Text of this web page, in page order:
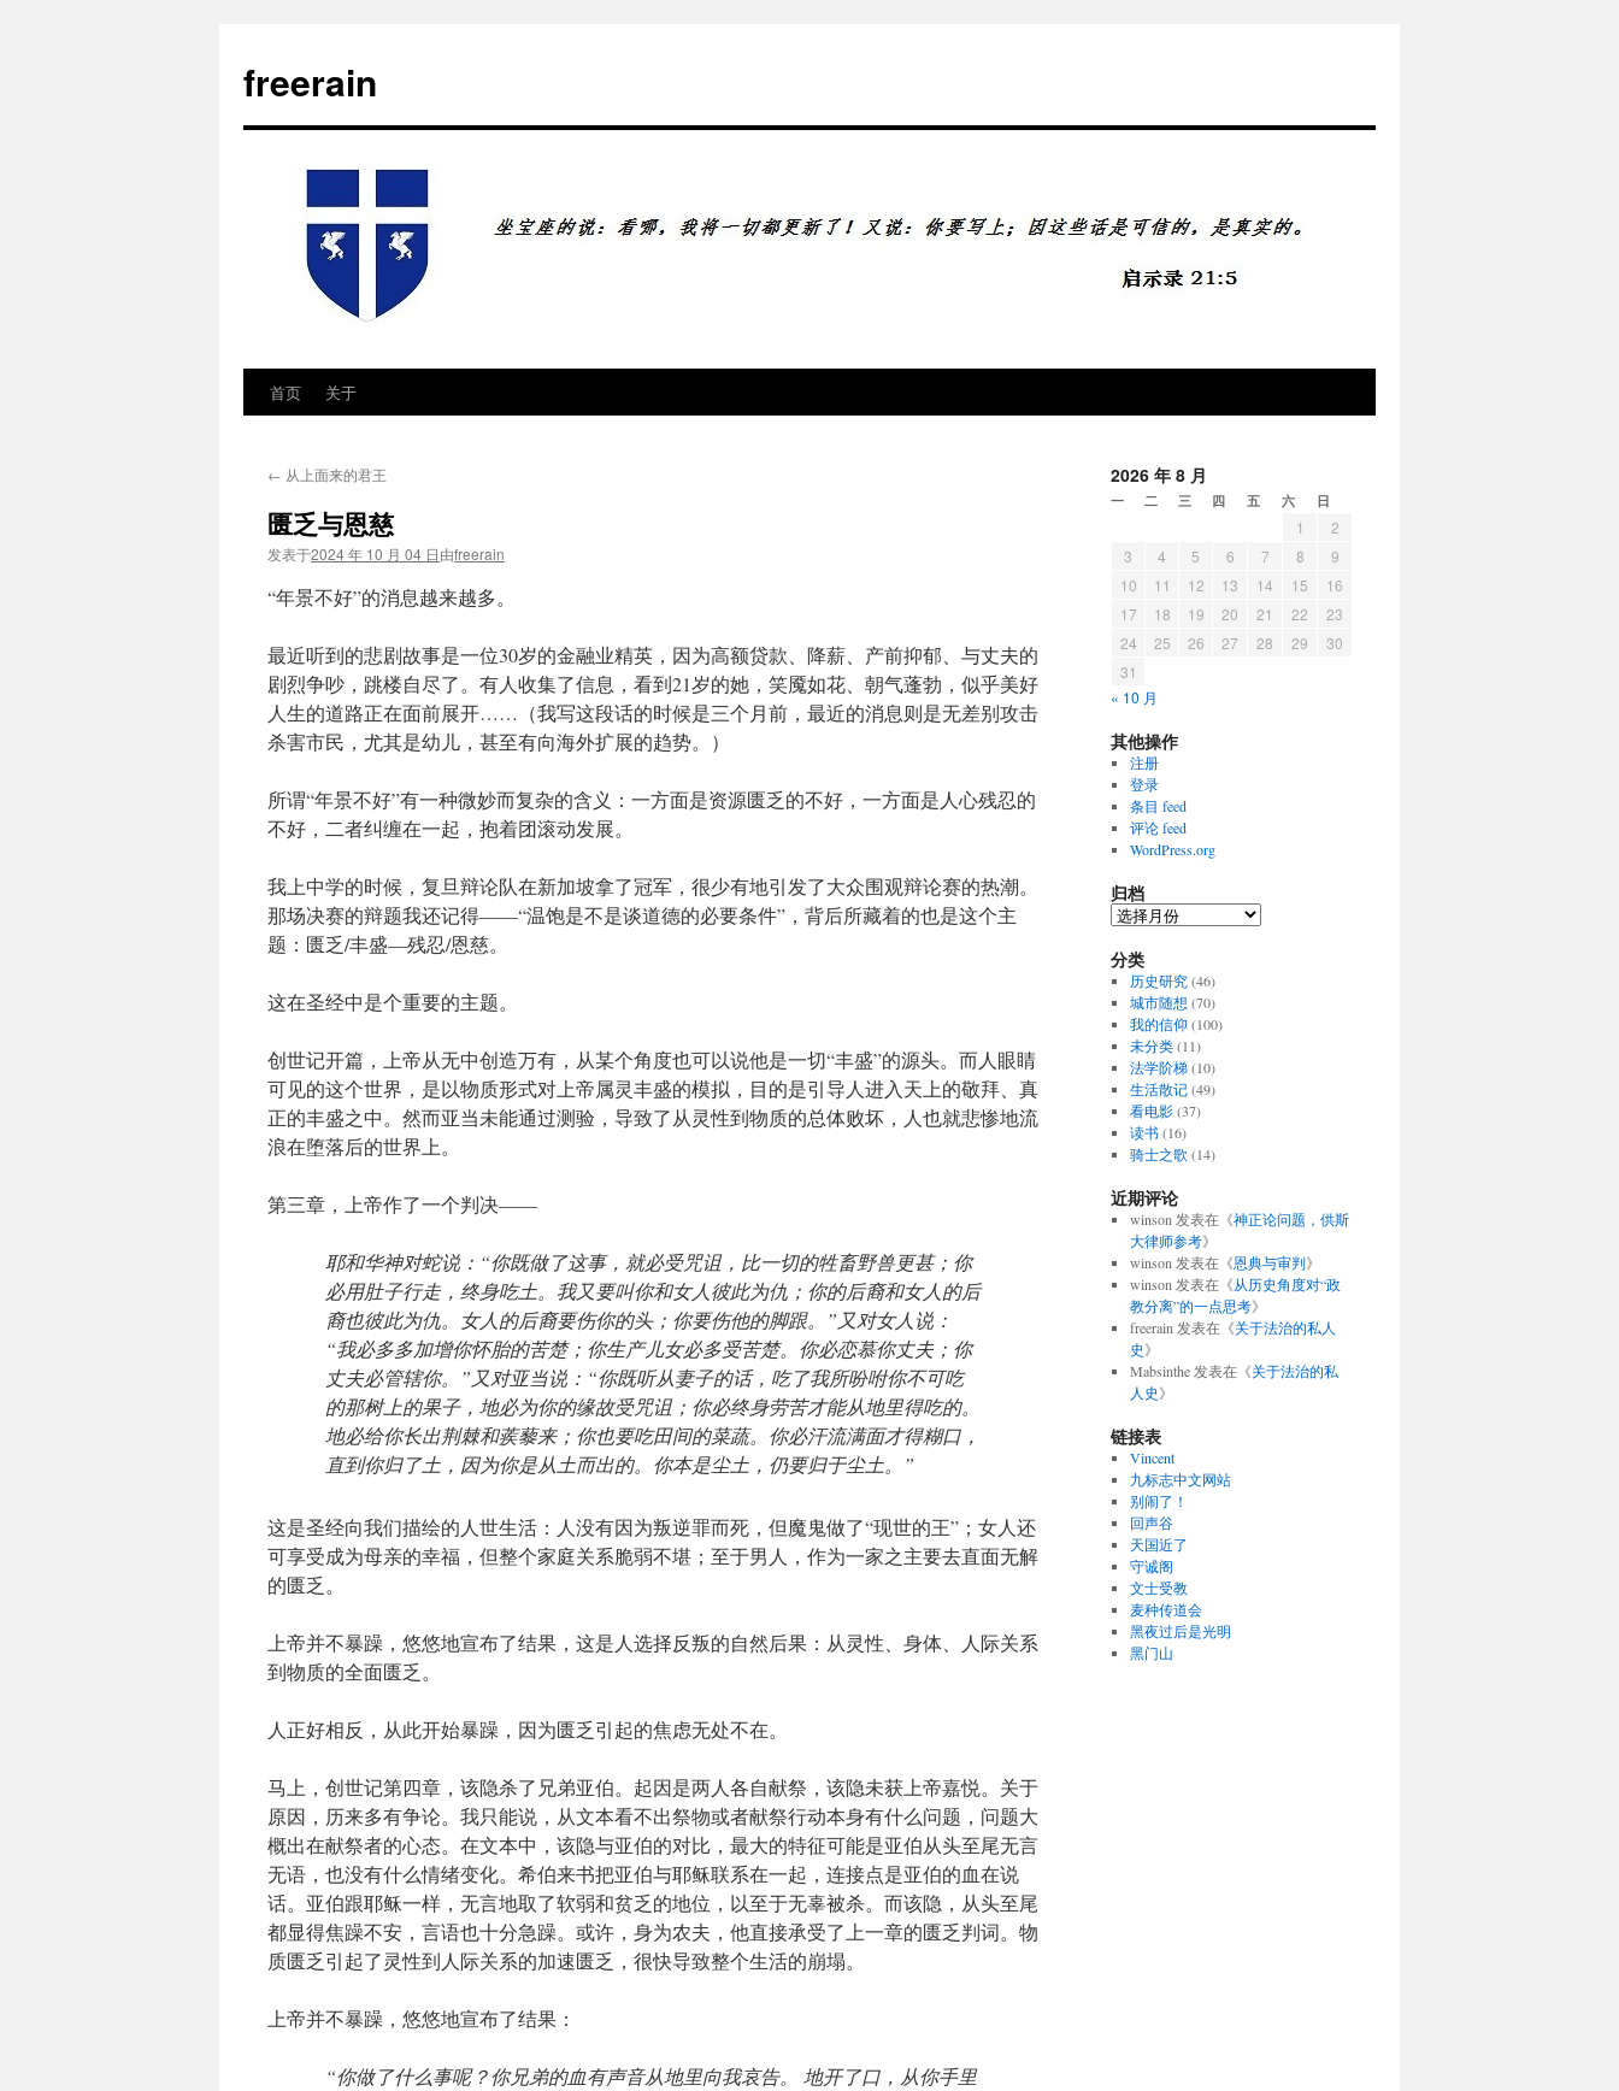
freerain
正
首页 关于
← 从上面来的君王
匮乏与恩慈
发表于2024 年 10 月 04 日由freerain
“年景不好”的消息越来越多。
最近听到的悲剧故事是一位30岁的金融业精英，因为高额贷款、降薪、产前抑郁、与丈夫的
剧烈争吵，跳楼自尽了。有人收集了信息，看到21岁的她，笑魇如花、朝气蓬勃，似乎美好
人生的道路正在面前展开……（我写这段话的时候是三个月前，最近的消息则是无差别攻击
杀害市民，尤其是幼儿，甚至有向海外扩展的趋势。）
所谓“年景不好”有一种微妙而复杂的含义：一方面是资源匮乏的不好，一方面是人心残忍的
不好，二者纠缠在一起，抱着团滚动发展。
我上中学的时候，复旦辩论队在新加坡拿了冠军，很少有地引发了大众围观辩论赛的热潮。
那场决赛的辩题我还记得——“温饱是不是谈道德的必要条件”，背后所藏着的也是这个主
题：匮乏/丰盛—残忍/恩慈。
这在圣经中是个重要的主题。
创世记开篇，上帝从无中创造万有，从某个角度也可以说他是一切“丰盛”的源头。而人眼睛
可见的这个世界，是以物质形式对上帝属灵丰盛的模拟，目的是引导人进入天上的敬拜、真
正的丰盛之中。然而亚当未能通过测验，导致了从灵性到物质的总体败坏，人也就悲惨地流
浪在堕落后的世界上。
第三章，上帝作了一个判决——
耶和华神对蛇说：“你既做了这事，就必受咒诅，比一切的牲畜野兽更甚；你
必用肚子行走，终身吃土。我又要叫你和女人彼此为仇；你的后裔和女人的后
裔也彼此为仇。女人的后裔要伤你的头；你要伤他的脚跟。”又对女人说：
“我必多多加增你怀胎的苦楚；你生产儿女必多受苦楚。你必恋慕你丈夫；你
丈夫必管辖你。”又对亚当说：“你既听从妻子的话，吃了我所吩咐你不可吃
的那树上的果子，地必为你的缘故受咒诅；你必终身劳苦才能从地里得吃的。
地必给你长出荆棘和蒺藜来；你也要吃田间的菜蔬。你必汗流满面才得糊口，
直到你归了土，因为你是从土而出的。你本是尘土，仍要归于尘土。”
这是圣经向我们描绘的人世生活：人没有因为叛逆罪而死，但魔鬼做了“现世的王”；女人还
可享受成为母亲的幸福，但整个家庭关系脆弱不堪；至于男人，作为一家之主要去直面无解
的匮乏。
上帝并不暴躁，悠悠地宣布了结果，这是人选择反叛的自然后果：从灵性、身体、人际关系
到物质的全面匮乏。
人正好相反，从此开始暴躁，因为匮乏引起的焦虑无处不在。
马上，创世记第四章，该隐杀了兄弟亚伯。起因是两人各自献祭，该隐未获上帝嘉悦。关于
原因，历来多有争论。我只能说，从文本看不出祭物或者献祭行动本身有什么问题，问题大
概出在献祭者的心态。在文本中，该隐与亚伯的对比，最大的特征可能是亚伯从头至尾无言
无语，也没有什么情绪变化。希伯来书把亚伯与耶稣联系在一起，连接点是亚伯的血在说
话。亚伯跟耶稣一样，无言地取了软弱和贫乏的地位，以至于无辜被杀。而该隐，从头至尾
都显得焦躁不安，言语也十分急躁。或许，身为农夫，他直接承受了上一章的匮乏判词。物
质匮乏引起了灵性到人际关系的加速匮乏，很快导致整个生活的崩塌。
上帝并不暴躁，悠悠地宣布了结果：
“你做了什么事呢？你兄弟的血有声音从地里向我哀告。 地开了口，从你手里
2026 年 8 月
一 二 三 四 五 六 日
1
2
3
4 5 6 7 8
9
10
11 12 13 14 15
16
17
18 19 20 21 22
23
24
25 26 27 28 29
30
31
« 10 月
其他操作
注册
登录
条目 feed
评论 feed
WordPress.org
归档
归
分类
历史研究(46)
城市随想 (70)
我的信仰 (100)
未分类(11)
法学阶梯(10)
生活散记(49)
看电影(37)
读书(16)
骑士之歌 (14)
近期评论
winson 发表在《神正论问题，供斯
大律师参考》
winson 发表在《恩典与审判》
winson 发表在《从历史角度对“政
教分离”的一点思考》
freerain 发表在《关于法治的私人
史》
Mabsinthe发表在《关于法治的私
人史》
链接表
Vincent
九标志中文网站
别闹了！
回声谷
天国近了
守诚阁
文士受教
麦种传道会
黑夜过后是光明
黑门山